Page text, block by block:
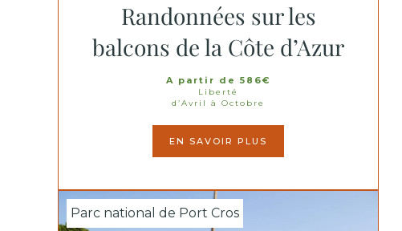
Randonnées sur les
balcons de la Côte d’Azur
A partir de 586€
Liberté
d’Avril à Octobre
EN SAVOIR PLUS
Parc national de Port Cros